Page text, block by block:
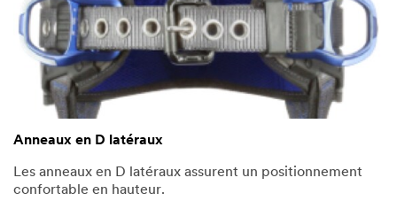
Anneaux en D latéraux
Les anneaux en D latéraux assurent un positionnement
confortable en hauteur.